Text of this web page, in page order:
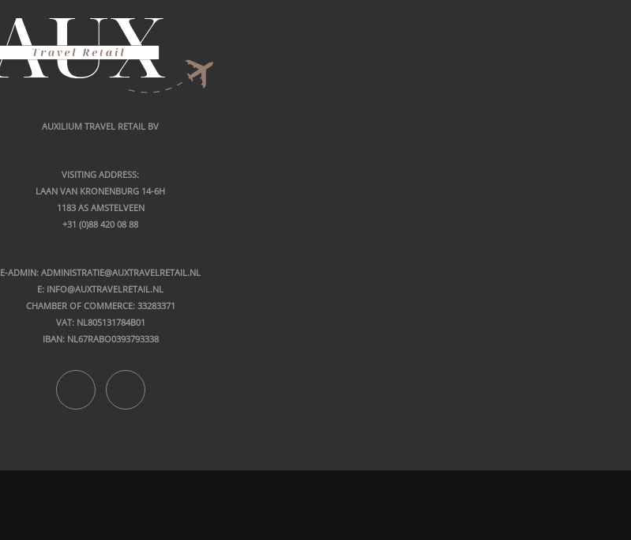
AUXILIUM TRAVEL RETAIL BV
VISITING ADDRESS:
LAAN VAN KRONENBURG 14-6H
1183 AS AMSTELVEEN
+31 (0)88 420 08 88
E-ADMIN: ADMINISTRATIE@AUXTRAVELRETAIL.NL
E: INFO@AUXTRAVELRETAIL.NL
CHAMBER OF COMMERCE: 33283371
VAT: NL805131784B01
IBAN: NL67RABO0393793338